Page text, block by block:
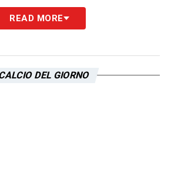
daIl Messaggero
male all’attuale squadra di
READ MORE
DEL GIORNO